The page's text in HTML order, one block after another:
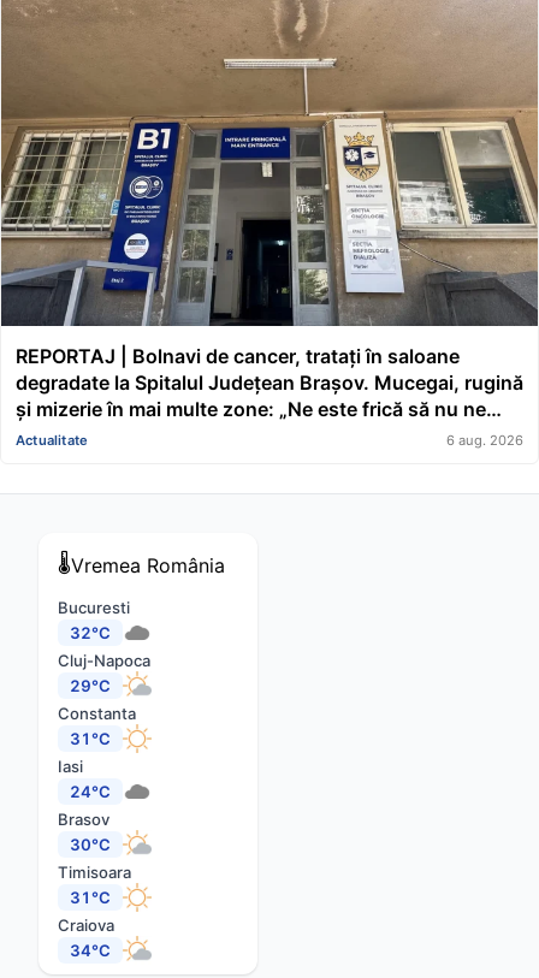
REPORTAJ | Bolnavi de cancer, tratați în saloane
degradate la Spitalul Județean Brașov. Mucegai, rugină
și mizerie în mai multe zone: „Ne este frică să nu ne
cadă tavanul în cap” FOTO/VIDEO
Actualitate 6 aug. 2026
🌡️Vremea România
Bucuresti
32°C
Cluj-Napoca
29°C
Constanta
31°C
Iasi
24°C
Brasov
30°C
Timisoara
31°C
Craiova
34°C